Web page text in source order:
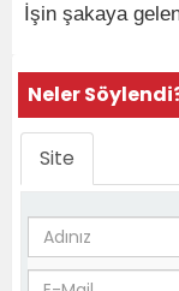
İşin şakaya
Neler
Site